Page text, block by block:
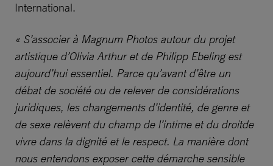
International.
« S’associer à Magnum Photos autour du projet
artistique d’Olivia Arthur et de Philipp Ebeling est
aujourd’hui essentiel. Parce qu’avant d’être un
débat de société ou de relever de considérations
juridiques, les changements d’identité, de genre et
de sexe relèvent du champ de l’intime et du droitde
vivre dans la dignité et le respect. La manière dont
nous entendons exposer cette démarche sensible